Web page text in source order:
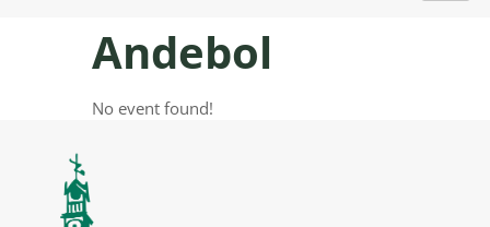
Andebol
No event found!